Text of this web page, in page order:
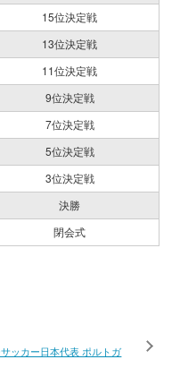
15位決定戦
13位決定戦
11位決定戦
9位決定戦
7位決定戦
5位決定戦
3位決定戦
決勝
閉会式
ッカー日本代表 ポルトガ